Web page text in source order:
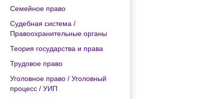
Семейное право
Судебная система /
Правоохранительные органы
Теория государства и права
Трудовое право
Уголовное право / Уголовный
процесс / УИП